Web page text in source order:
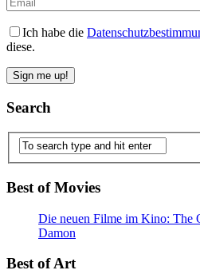
Ich habe die
diese.
Search
Best of Movies
Die neuen Filme im Kino: The
Damon
Best of Art